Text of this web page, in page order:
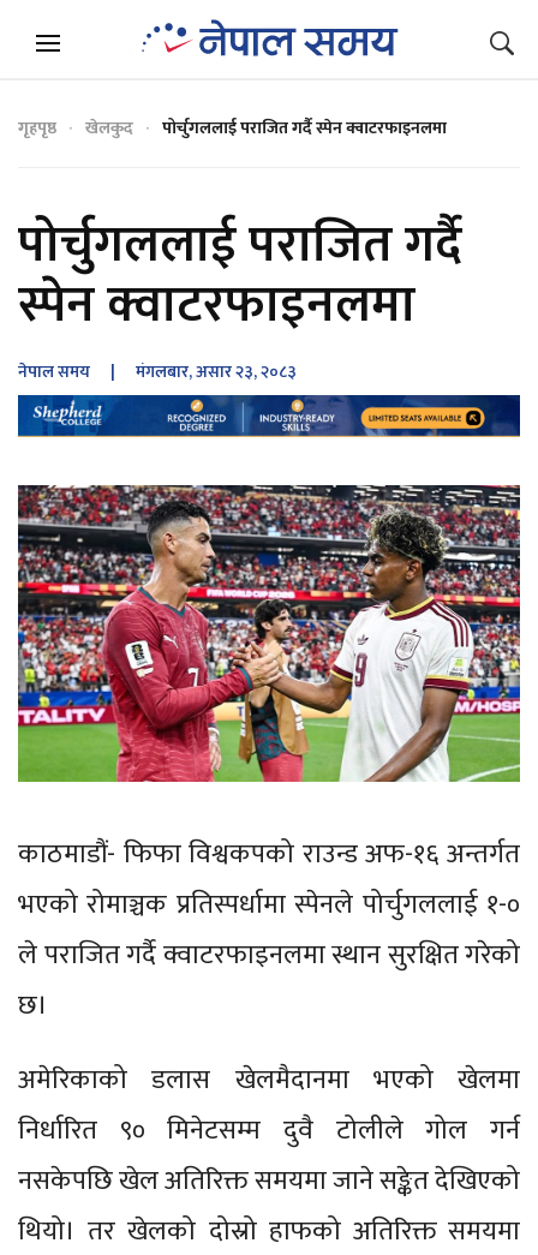
गृहपृष्ठ खेलकुद पोर्चुगललाई पराजित गर्दै स्पेन क्वाटरफाइनलमा
पोर्चुगललाई पराजित गर्दै
स्पेन क्वाटरफाइनलमा
नेपाल समय | मंगलबार, असार २३, २०८३
काठमाडौं- फिफा विश्वकपको राउन्ड अफ-१६ अन्तर्गत
भएको रोमाञ्चक प्रतिस्पर्धामा स्पेनले पोर्चुगललाई १-०
ले पराजित गर्दै क्वाटरफाइनलमा स्थान सुरक्षित गरेको
छ।
अमेरिकाको डलास खेलमैदानमा भएको खेलमा
निर्धारित ९० मिनेटसम्म दुवै टोलीले गोल गर्न
नसकेपछि खेल अतिरिक्त समयमा जाने सङ्केत देखिएको
थियो। तर खेलको दोस्रो हाफको अतिरिक्त समयमा